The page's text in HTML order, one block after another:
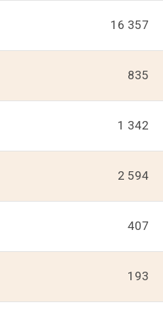
16 357
835
1 342
2 594
407
193